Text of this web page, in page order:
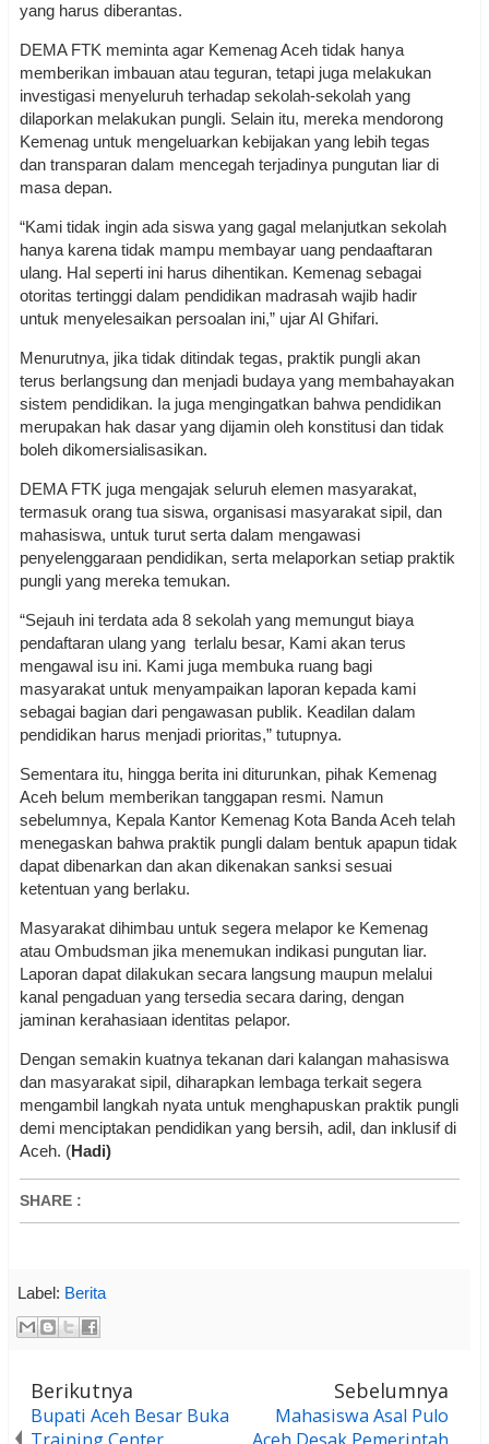
yang harus diberantas.
DEMA FTK meminta agar Kemenag Aceh tidak hanya
memberikan imbauan atau teguran, tetapi juga melakukan
investigasi menyeluruh terhadap sekolah-sekolah yang
dilaporkan melakukan pungli. Selain itu, mereka mendorong
Kemenag untuk mengeluarkan kebijakan yang lebih tegas
dan transparan dalam mencegah terjadinya pungutan liar di
masa depan.
“Kami tidak ingin ada siswa yang gagal melanjutkan sekolah
hanya karena tidak mampu membayar uang pendaaftaran
ulang. Hal seperti ini harus dihentikan. Kemenag sebagai
otoritas tertinggi dalam pendidikan madrasah wajib hadir
untuk menyelesaikan persoalan ini,” ujar Al Ghifari.
Menurutnya, jika tidak ditindak tegas, praktik pungli akan
terus berlangsung dan menjadi budaya yang membahayakan
sistem pendidikan. Ia juga mengingatkan bahwa pendidikan
merupakan hak dasar yang dijamin oleh konstitusi dan tidak
boleh dikomersialisasikan.
DEMA FTK juga mengajak seluruh elemen masyarakat,
termasuk orang tua siswa, organisasi masyarakat sipil, dan
mahasiswa, untuk turut serta dalam mengawasi
penyelenggaraan pendidikan, serta melaporkan setiap praktik
pungli yang mereka temukan.
“Sejauh ini terdata ada 8 sekolah yang memungut biaya
pendaftaran ulang yang terlalu besar, Kami akan terus
mengawal isu ini. Kami juga membuka ruang bagi
masyarakat untuk menyampaikan laporan kepada kami
sebagai bagian dari pengawasan publik. Keadilan dalam
pendidikan harus menjadi prioritas,” tutupnya.
Sementara itu, hingga berita ini diturunkan, pihak Kemenag
Aceh belum memberikan tanggapan resmi. Namun
sebelumnya, Kepala Kantor Kemenag Kota Banda Aceh telah
menegaskan bahwa praktik pungli dalam bentuk apapun tidak
dapat dibenarkan dan akan dikenakan sanksi sesuai
ketentuan yang berlaku.
Masyarakat dihimbau untuk segera melapor ke Kemenag
atau Ombudsman jika menemukan indikasi pungutan liar.
Laporan dapat dilakukan secara langsung maupun melalui
kanal pengaduan yang tersedia secara daring, dengan
jaminan kerahasiaan identitas pelapor.
Dengan semakin kuatnya tekanan dari kalangan mahasiswa
dan masyarakat sipil, diharapkan lembaga terkait segera
mengambil langkah nyata untuk menghapuskan praktik pungli
demi menciptakan pendidikan yang bersih, adil, dan inklusif di
Aceh. (Hadi)
SHARE :
Label: Berita
Berikutnya
Bupati Aceh Besar Buka
Sebelumnya
Mahasiswa Asal Pulo